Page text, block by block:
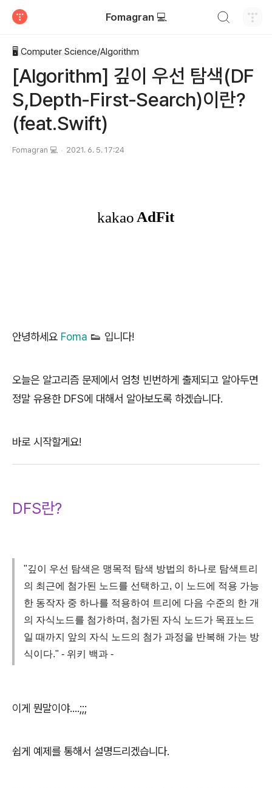
Fomagran 💻
🖥 Computer Science/Algorithm
[Algorithm] 깊이 우선 탐색(DF
S,Depth-First-Search)이란?
(feat.Swift)
Fomagran 💻 2021. 6. 5. 17:24
안녕하세요 Foma 👟 입니다!
오늘은 알고리즘 문제에서 엄청 빈번하게 출제되고 알아두면
정말 유용한 DFS에 대해서 알아보도록 하겠습니다.
바로 시작할게요!
DFS란?
"깊이 우선 탐색은 맹목적 탐색 방법의 하나로 탐색트리
의 최근에 첨가된 노드를 선택하고, 이 노드에 적용 가능
한 동작자 중 하나를 적용하여 트리에 다음 수준의 한 개
의 자식노드를 첨가하며, 첨가된 자식 노드가 목표노드
일 때까지 앞의 자식 노드의 첨가 과정을 반복해 가는 방
식이다." - 위키 백과 -
이게 뭔말이야....;;;
쉽게 예제를 통해서 설명드리겠습니다.